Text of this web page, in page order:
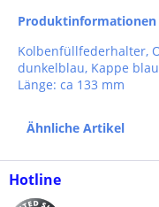
Produktinformationen
Kolbenfüllfederhalter,
dunkelblau, Kappe blau
Länge: ca 133 mm
Ähnliche Artikel
Hotline